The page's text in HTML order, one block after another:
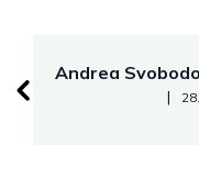
Andrea
Hodnocení |